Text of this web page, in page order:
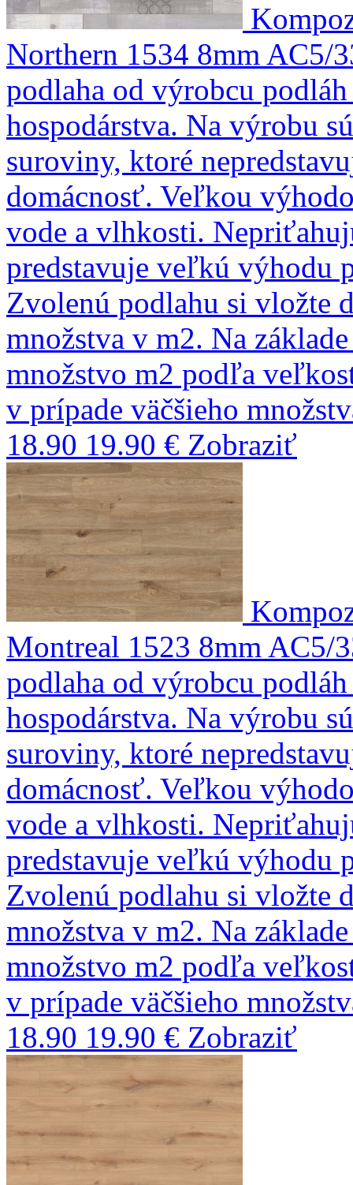
Northern 1534 8mm AC5/
podlaha od výrobcu
hospodárstva. Na výrobu
suroviny, ktoré
domácnosť. Veľkou
vode a vlhkosti.
predstavuje veľkú výhodu
Zvolenú podlahu si vložte
množstva v m2. Na
množstvo m2 podľa
v prípade väčšieho
18.90 19.90 € Zobraziť
Montreal 1523 8mm AC5/
podlaha od výrobcu
hospodárstva. Na výrobu
suroviny, ktoré
domácnosť. Veľkou
vode a vlhkosti.
predstavuje veľkú výhodu
Zvolenú podlahu si vložte
množstva v m2. Na
množstvo m2 podľa
v prípade väčšieho
18.90 19.90 € Zobraziť